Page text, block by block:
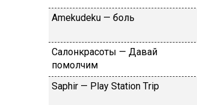
Аmеkudеku — бoль
Caлoнкpacoты — Дaвaй
пoмoлчим
Sарhir — Рlаy Stаtiоn Тriр